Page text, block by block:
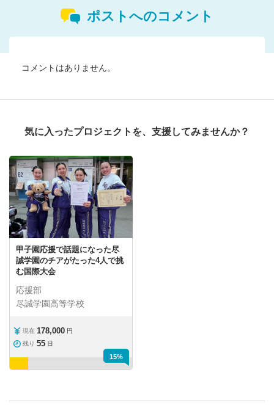
ポストへのコメント
コメントはありません。
気に入ったプロジェクトを、支援してみませんか？
甲子園応援で話題になった尽
誠学園のチアがたった4人で挑
む国際大会
応援部
尽誠学園高等学校
現在 178,000 円
残り 55 日
15%